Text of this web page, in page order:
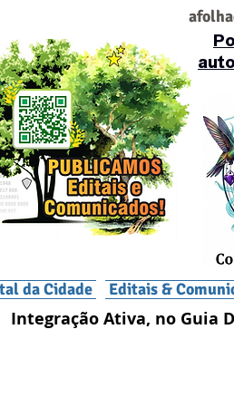
af
da Cidade Editais &
Integração Ativa, no Guia